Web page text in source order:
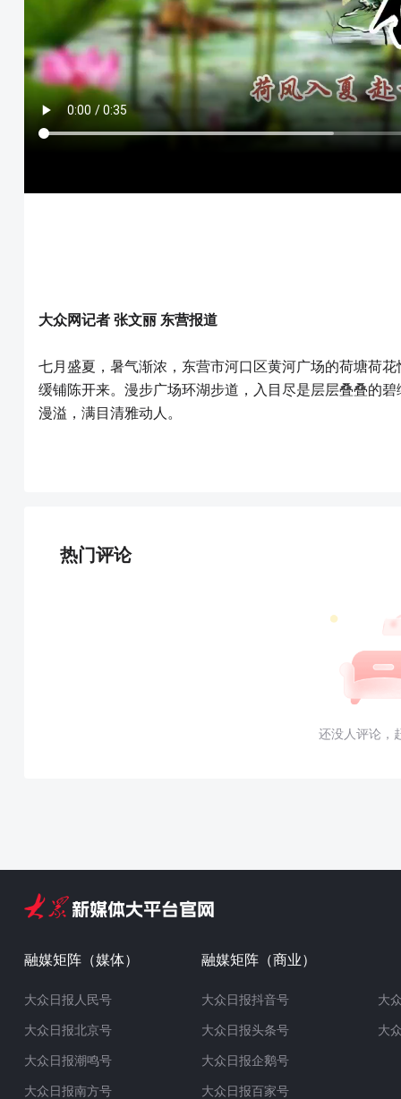
大众网记者 张文丽 东营报道
七月盛夏，暑气渐浓，东营市河口区黄河广场的荷塘荷
缓铺陈开来。漫步广场环湖步道，入目尽是层层叠叠的
漫溢，满目清雅动人。
热门评论
还没人评论，
融媒矩阵（媒体）
大众日报人民号
大众日报北京号
大众日报潮鸣号
大众日报南方号
融媒矩阵（商业）
大众日报抖音号
大众日报头条号
大众日报企鹅号
大众日报百家号
大
大